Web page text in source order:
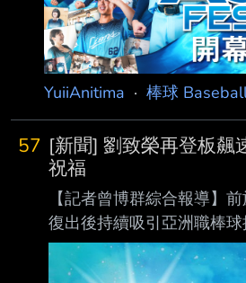
YuiiAnitima · 棒球
57 [新聞] 劉致榮再登板飆
祝福
【記者曾博群綜合報導】
復出後持續吸引亞洲職棒
時便有日、韓職多支球隊
昨日再度登板，根據現場